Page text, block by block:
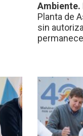
Ambiente.
Planta de
sin